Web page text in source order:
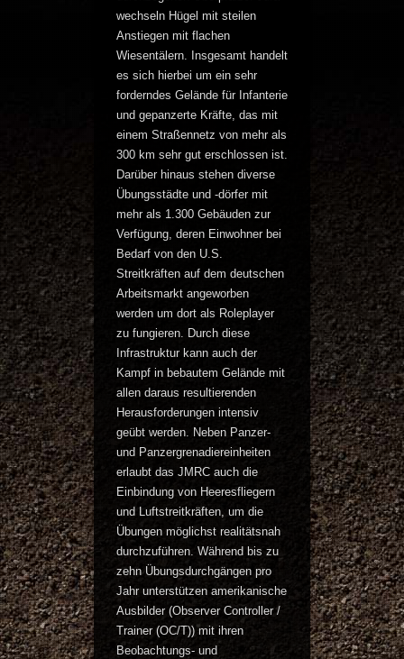
wechseln Hügel mit steilen
Anstiegen mit flachen
Wiesentälern. Insgesamt handelt
es sich hierbei um ein sehr
forderndes Gelände für Infanterie
und gepanzerte Kräfte, das mit
einem Straßennetz von mehr als
300 km sehr gut erschlossen ist.
Darüber hinaus stehen diverse
Übungsstädte und -dörfer mit
mehr als 1.300 Gebäuden zur
Verfügung, deren Einwohner bei
Bedarf von den U.S.
Streitkräften auf dem deutschen
Arbeitsmarkt angeworben
werden um dort als Roleplayer
zu fungieren. Durch diese
Infrastruktur kann auch der
Kampf in bebautem Gelände mit
allen daraus resultierenden
Herausforderungen intensiv
geübt werden. Neben Panzer-
und Panzergrenadiereinheiten
erlaubt das JMRC auch die
Einbindung von Heeresfliegern
und Luftstreitkräften, um die
Übungen möglichst realitätsnah
durchzuführen. Während bis zu
zehn Übungsdurchgängen pro
Jahr unterstützen amerikanische
Ausbilder (Observer Controller /
Trainer (OC/T)) mit ihren
Beobachtungs- und